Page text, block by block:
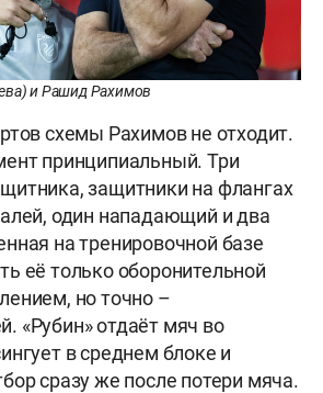
и Рашид Рахимов
схемы Рахимов не отходит.
принципиальный. Три
защитники на флангах
один нападающий и два
на тренировочной базе
её только оборонительной
но точно –
«Рубин» отдаёт мяч во
в среднем блоке и
сразу же после потери мяча.